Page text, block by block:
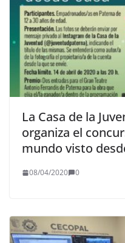
La Casa de la
organiza el
mundo visto
08/04/2020 0